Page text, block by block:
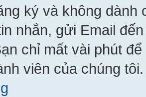
ký và không
nhắn, gửi Email
chỉ mất vài phút
viên của chúng tôi.